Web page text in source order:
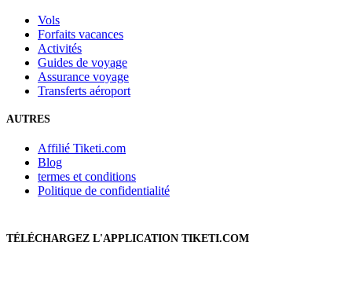
Vols
Forfaits vacances
Activités
Guides de voyage
Assurance voyage
Transferts aéroport
AUTRES
Affilié Tiketi.com
Blog
termes et conditions
Politique de confidentialité
TÉLÉCHARGEZ L'APPLICATION TIKETI.COM